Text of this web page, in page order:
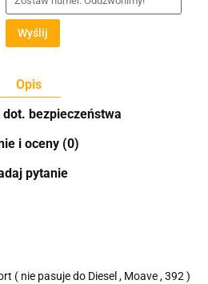
Wyślij
Opis
dot. bezpieczeństwa
i oceny (0)
pytanie
( nie pasuje do Diesel , Moave , 392 )